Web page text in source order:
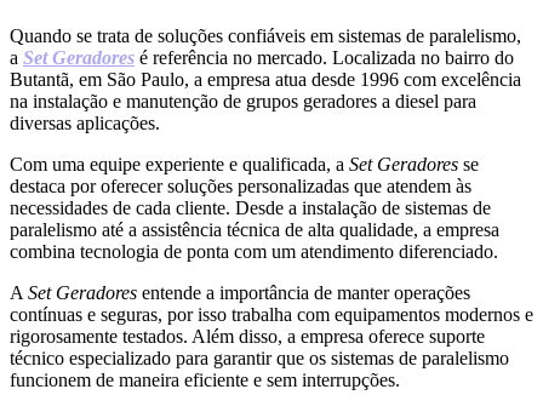
Quando se trata de soluções confiáveis em sistemas de paralelismo,
a Set Geradores é referência no mercado. Localizada no bairro do
Butantã, em São Paulo, a empresa atua desde 1996 com excelência
na instalação e manutenção de grupos geradores a diesel para
diversas aplicações.
Com uma equipe experiente e qualificada, a Set Geradores se
destaca por oferecer soluções personalizadas que atendem às
necessidades de cada cliente. Desde a instalação de sistemas de
paralelismo até a assistência técnica de alta qualidade, a empresa
combina tecnologia de ponta com um atendimento diferenciado.
A Set Geradores entende a importância de manter operações
contínuas e seguras, por isso trabalha com equipamentos modernos e
rigorosamente testados. Além disso, a empresa oferece suporte
técnico especializado para garantir que os sistemas de paralelismo
funcionem de maneira eficiente e sem interrupções.